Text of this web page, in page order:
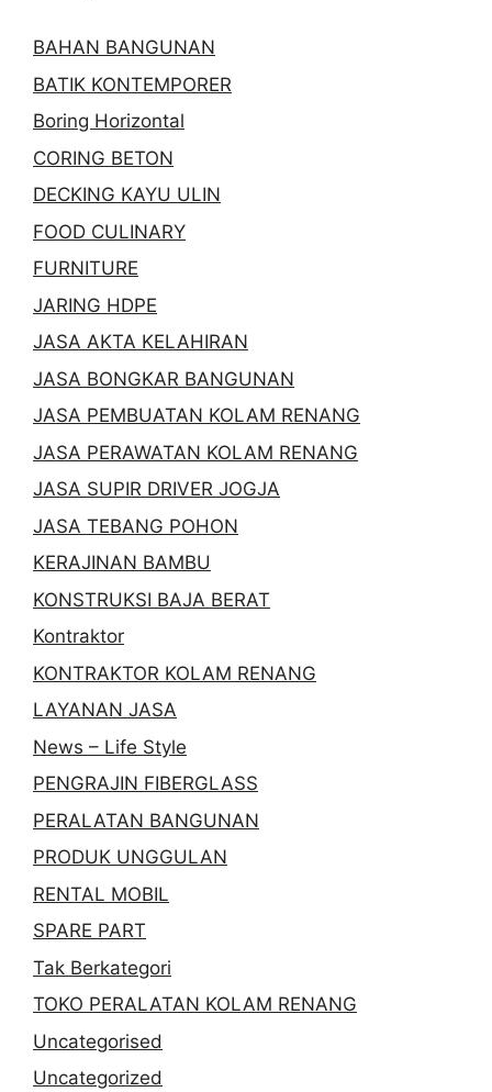
BAHAN BANGUNAN
BATIK KONTEMPORER
Boring Horizontal
CORING BETON
DECKING KAYU ULIN
FOOD CULINARY
FURNITURE
JARING HDPE
JASA AKTA KELAHIRAN
JASA BONGKAR BANGUNAN
JASA PEMBUATAN KOLAM RENANG
JASA PERAWATAN KOLAM RENANG
JASA SUPIR DRIVER JOGJA
JASA TEBANG POHON
KERAJINAN BAMBU
KONSTRUKSI BAJA BERAT
Kontraktor
KONTRAKTOR KOLAM RENANG
LAYANAN JASA
News – Life Style
PENGRAJIN FIBERGLASS
PERALATAN BANGUNAN
PRODUK UNGGULAN
RENTAL MOBIL
SPARE PART
Tak Berkategori
TOKO PERALATAN KOLAM RENANG
Uncategorised
Uncategorized